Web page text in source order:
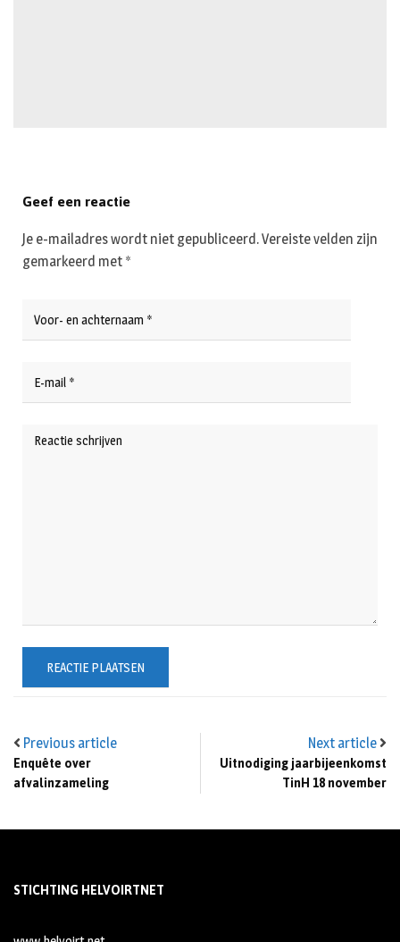
Previous article
Enquête over
afvalinzameling
Next article
Uitnodiging jaarbijeenkomst
TinH 18 november
Geef een reactie
Je e-mailadres wordt niet gepubliceerd.Vereiste velden zijn
gemarkeerd met *
STICHTING HELVOIRTNET